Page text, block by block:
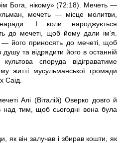
Бога, нікому» (72:18). Мечеть —
мечеть — місце молитви,
І коли народжується
до мечеті, щоб йому дали ім’я.
його приносять до мечеті, щоб
та відрядити його в останній
споруда відіграватиме
житті мусульманської громади
Саід.
Алі (Віталій) Оверко довго й
тим, щоб сьогодні вона була
він залучав і збирав кошти, як